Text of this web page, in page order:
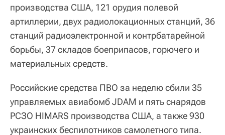
производства США, 121 орудия полевой
артиллерии, двух радиолокационных станций, 36
станций радиоэлектронной и контрбатарейной
борьбы, 37 складов боеприпасов, горючего и
материальных средств.
Российские средства ПВО за неделю сбили 35
управляемых авиабомб JDAM и пять снарядов
РСЗО HIMARS производства США, а также 930
украинских беспилотников самолетного типа.